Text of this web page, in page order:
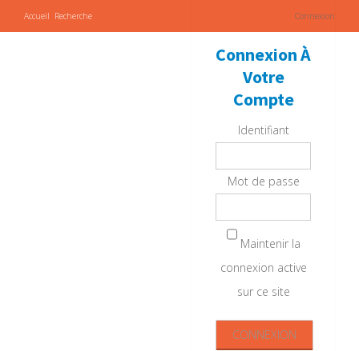
Accueil Recherche Connexion
Connexion À
Votre
Compte
Identifiant
Mot de passe
Maintenir la
connexion active
sur ce site